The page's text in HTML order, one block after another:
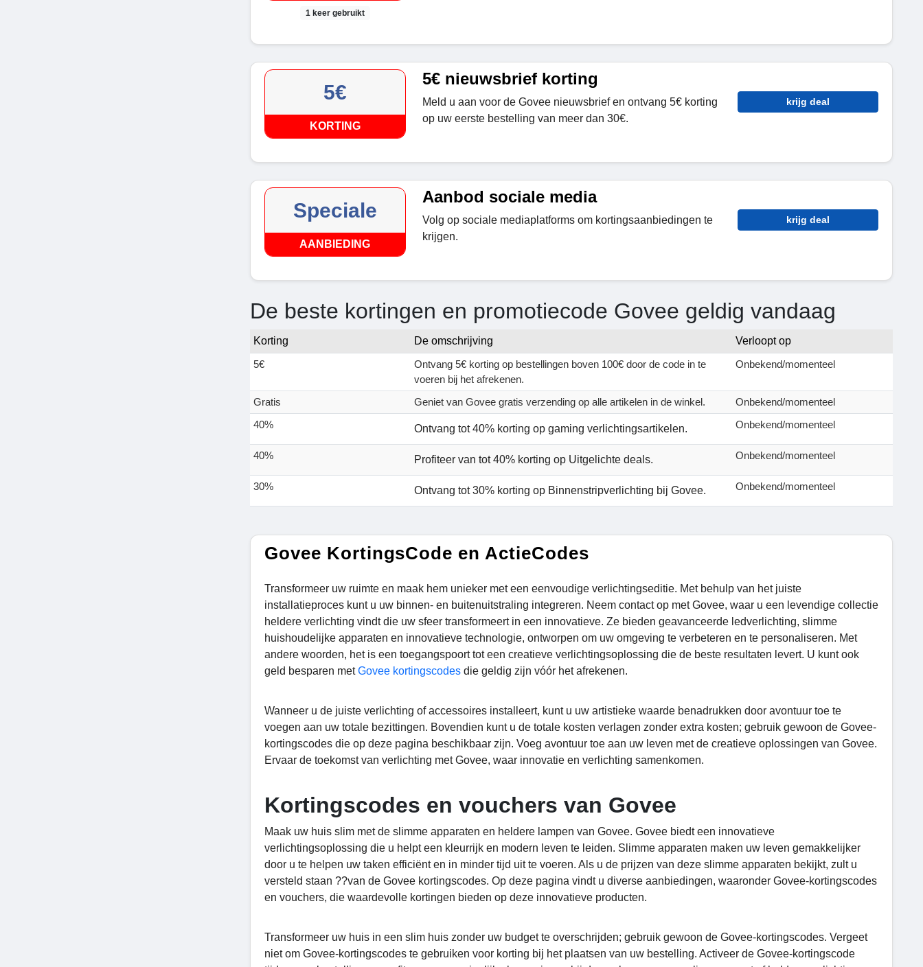
1 keer gebruikt
5€
KORTING
5€ nieuwsbrief korting
Meld u aan voor de Govee nieuwsbrief en ontvang 5€ korting
op uw eerste bestelling van meer dan 30€.
krijg deal
Speciale
AANBIEDING
Aanbod sociale media
Volg op sociale mediaplatforms om kortingsaanbiedingen te
krijgen.
krijg deal
De beste kortingen en promotiecode Govee geldig vandaag
Korting De omschrijving
Verloopt op
5€
Ontvang 5€ korting op bestellingen boven 100€ door de code in te
voeren bij het afrekenen.
Onbekend/momenteel
Gratis Geniet van Govee gratis verzending op alle artikelen in de winkel.
Onbekend/momenteel
40%
Ontvang tot 40% korting op gaming verlichtingsartikelen. Onbekend/momenteel
40% Profiteer van tot 40% korting op Uitgelichte deals. Onbekend/momenteel
30% Ontvang tot 30% korting op Binnenstripverlichting bij Govee. Onbekend/momenteel
Govee KortingsCode en ActieCodes
Transformeer uw ruimte en maak hem unieker met een eenvoudige verlichtingseditie. Met behulp van het juiste
installatieproces kunt u uw binnen- en buitenuitstraling integreren. Neem contact op met Govee, waar u een levendige collectie
heldere verlichting vindt die uw sfeer transformeert in een innovatieve. Ze bieden geavanceerde ledverlichting, slimme
huishoudelijke apparaten en innovatieve technologie, ontworpen om uw omgeving te verbeteren en te personaliseren. Met
andere woorden, het is een toegangspoort tot een creatieve verlichtingsoplossing die de beste resultaten levert. U kunt ook
geld besparen metGovee kortingscodes die geldig zijn vóór het afrekenen.
Wanneer u de juiste verlichting of accessoires installeert, kunt u uw artistieke waarde benadrukken door avontuur toe te
voegen aan uw totale bezittingen. Bovendien kunt u de totale kosten verlagen zonder extra kosten; gebruik gewoon de Govee-
kortingscodes die op deze pagina beschikbaar zijn. Voeg avontuur toe aan uw leven met de creatieve oplossingen van Govee.
Ervaar de toekomst van verlichting met Govee, waar innovatie en verlichting samenkomen.
Kortingscodes en vouchers van Govee
Maak uw huis slim met de slimme apparaten en heldere lampen van Govee. Govee biedt een innovatieve
verlichtingsoplossing die u helpt een kleurrijk en modern leven te leiden. Slimme apparaten maken uw leven gemakkelijker
door u te helpen uw taken efficiënt en in minder tijd uit te voeren. Als u de prijzen van deze slimme apparaten bekijkt, zult u
versteld staan ??van de Govee kortingscodes. Op deze pagina vindt u diverse aanbiedingen, waaronder Govee-kortingscodes
en vouchers, die waardevolle kortingen bieden op deze innovatieve producten.
Transformeer uw huis in een slim huis zonder uw budget te overschrijden; gebruik gewoon de Govee-kortingscodes. Vergeet
niet om Govee-kortingscodes te gebruiken voor korting bij het plaatsen van uw bestelling. Activeer de Govee-kortingscode